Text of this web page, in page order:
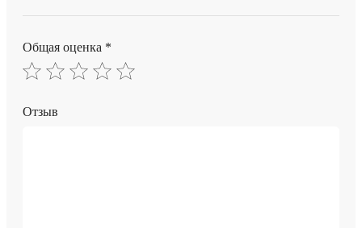
Общая оценка *
Отзыв